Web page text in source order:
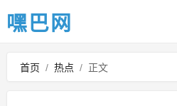
嘿巴网
首页 / 热点 / 正文